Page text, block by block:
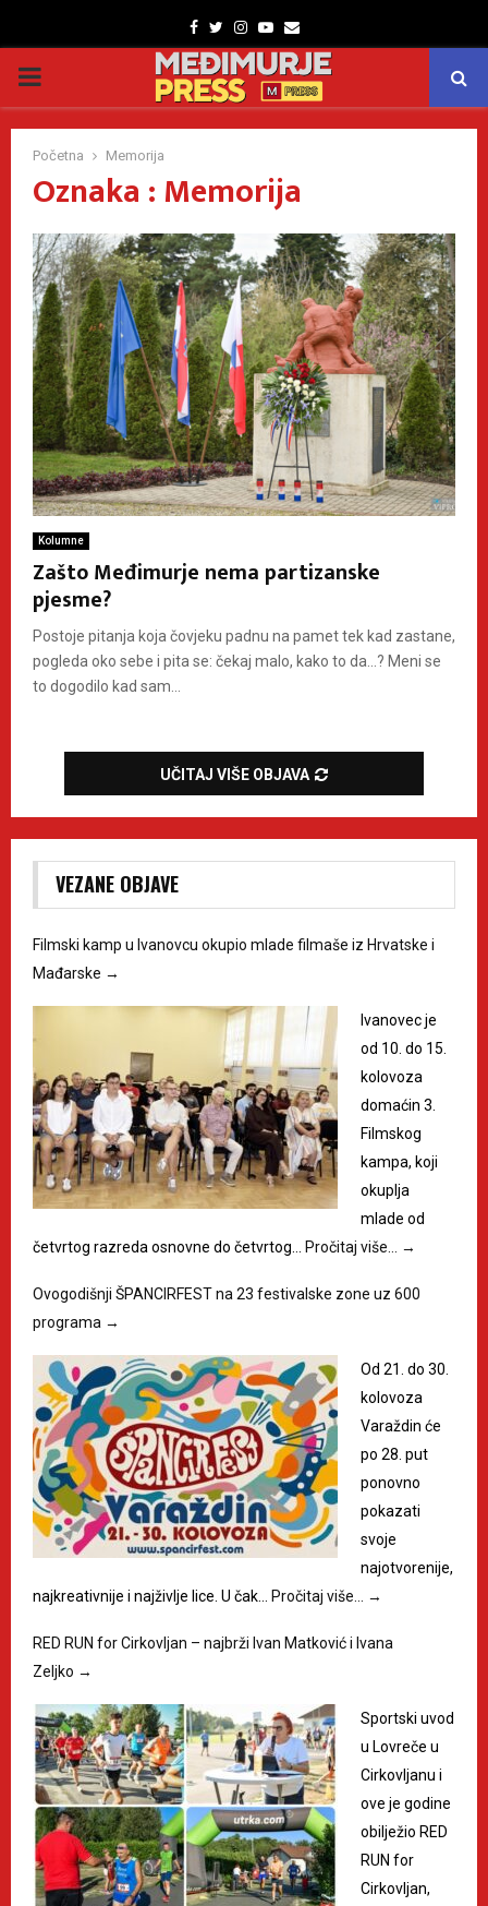
Facebook
TwitterInstagram
Youtube
Email
PRIMARY
MENU
Početna Memorija
Oznaka : Memorija
Kolumne
Zašto Međimurje nema partizanske
pjesme?
Postoje pitanja koja čovjeku padnu na pamet tek kad zastane,
pogleda oko sebe i pita se: čekaj malo, kako to da…? Meni se
to dogodilo kad sam...
UČITAJ VIŠE OBJAVA
VEZANE OBJAVE
Filmski kamp u Ivanovcu okupio mlade filmaše iz Hrvatske i
Mađarske →
Ivanovec je
od 10. do 15.
kolovoza
domaćin 3.
Filmskog
kampa, koji
okuplja
mlade od
četvrtog razreda osnovne do četvrtog…
Pročitaj više… →
Ovogodišnji ŠPANCIRFEST na 23 festivalske zone uz 600
programa →
Od 21. do 30.
kolovoza
Varaždin će
po 28. put
ponovno
pokazati
svoje
najotvorenije,
najkreativnije i najživlje lice. U čak…
Pročitaj više… →
RED RUN for Cirkovljan – najbrži Ivan Matković i Ivana
Zeljko →
Sportski uvod
u Lovreče u
Cirkovljanu i
ove je godine
obilježio RED
RUN for
Cirkovljan,